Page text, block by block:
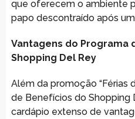
que oferecem o ambiente
papo descontraído após
Vantagens do Programa
Shopping Del Rey
Além da promoção “Férias
de Benefícios do Shopping
cardápio extenso de